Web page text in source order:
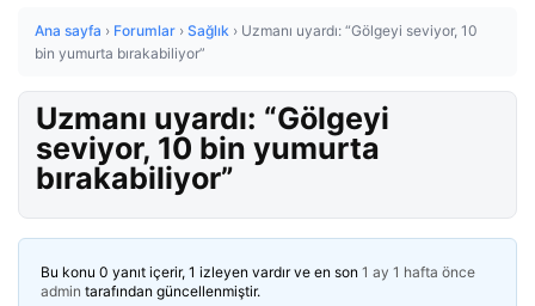
Ana sayfa › Forumlar › Sağlık › Uzmanı uyardı: “Gölgeyi seviyor, 10
bin yumurta bırakabiliyor”
Uzmanı uyardı: “Gölgeyi
seviyor, 10 bin yumurta
bırakabiliyor”
Bu konu 0 yanıt içerir, 1 izleyen vardır ve en son 1 ay 1 hafta önce
admin tarafından güncellenmiştir.